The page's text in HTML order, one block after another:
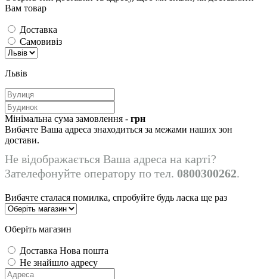
Вам товар
Доставка
Самовивіз
Львів
Мінімальна сума замовлення - грн
Вибачте Ваша адреса знаходиться за межами наших зон
достави.
Не відображається Ваша адреса на карті?
Зателефонуйте оператору по тел. 0800300262.
Вибачте сталася помилка, спробуйте будь ласка ще раз
Оберіть магазин
Доставка Нова пошта
Не знайшло адресу